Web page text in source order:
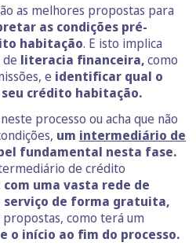
as melhores propostas para
as condições pré-
habitação. E isto implica
literacia financeira,como
e identificar qual o
crédito habitação.
processo ou acha que não
um intermediário de
fundamental nesta fase.
de crédito
com uma vasta rede de
serviço de forma gratuita,
como terá um
o início ao fim do processo.